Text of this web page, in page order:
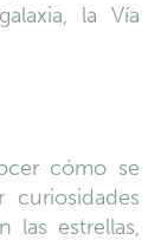
la Vía
cómo se
curiosidades
las estrellas,